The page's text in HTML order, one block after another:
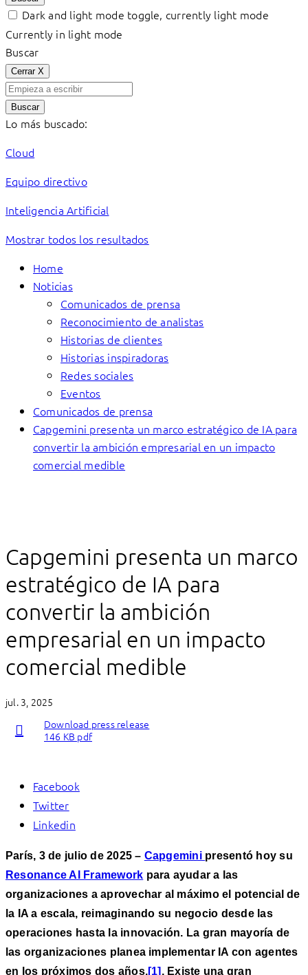
Dark and light mode toggle, currently light mode
Currently in light mode
Buscar
Cerrar X
Buscar
Lo más buscado:
Cloud
Equipo directivo
Inteligencia Artificial
Mostrar todos los resultados
Home
Noticias
Comunicados de prensa
Reconocimiento de analistas
Historias de clientes
Historias inspiradoras
Redes sociales
Eventos
Comunicados de prensa
Capgemini presenta un marco estratégico de IA para
convertir la ambición empresarial en un impacto
comercial medible
Capgemini presenta un marco
estratégico de IA para
convertir la ambición
empresarial en un impacto
comercial medible
jul. 3, 2025
Download press release
146 KB pdf
Facebook
Twitter
Linkedin
París, 3 de julio de 2025 – Capgemini presentó hoy su
Resonance AI Framework para ayudar a las
organizaciones a aprovechar al máximo el potencial de
la IA a escala, reimaginando su negocio desde las
operaciones hasta la innovación. La gran mayoría de
las organizaciones planea implementar IA con agentes
en los próximos dos años.[1] , Existe una gran